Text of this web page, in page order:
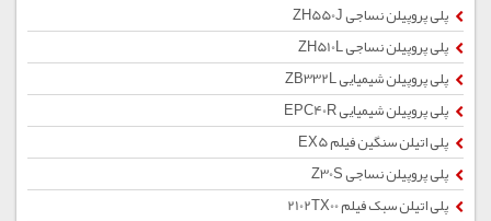
پلی پروپیلن نساجی ZH550J
پلی پروپیلن نساجی ZH510L
پلی پروپیلن شیمیایی ZB332L
پلی پروپیلن شیمیایی EPC40R
پلی اتیلن سنگین فیلم EX5
پلی پروپیلن نساجی Z30S
پلی اتیلن سبک فیلم 2102TX00